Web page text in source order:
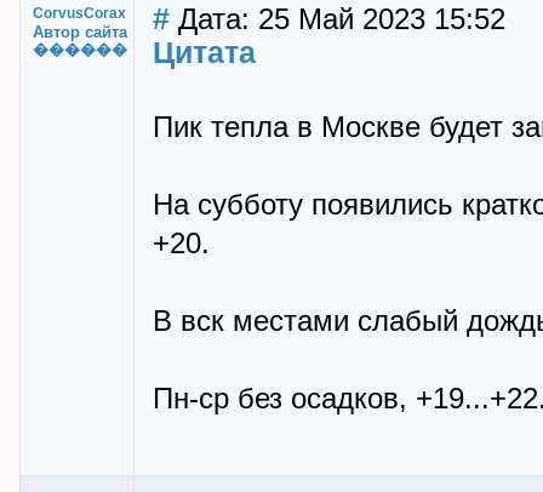
CorvusCorax
Автор сайта
������
# Дата: 25 Май 2023 15:52
Цитата
Пик тепла в Москве будет
На субботу появились
+20.
В вск местами слабый
Пн-ср без осадков,